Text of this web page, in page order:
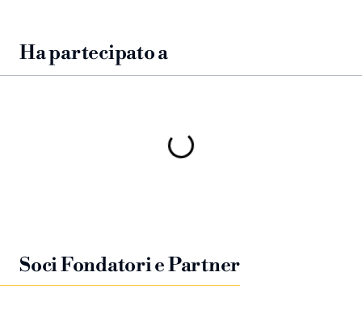
Ha partecipato a
Soci Fondatori e Partner